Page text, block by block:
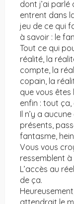
dont j’ai parlé
entrent dans
jeu de ce qui
à savoir : le
Tout ce qui
réalité, la
compte, la
copain, la
que vous êtes
enfin : tout ça,
Il n’y a
présents,
fantasme, hein
Vous vous
ressemblent à
L’accès au
de ça.